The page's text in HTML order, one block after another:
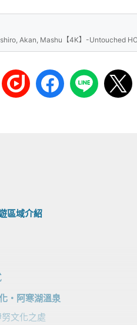
Akan, Mashu【4K】-Untouched
區域介紹
・阿寒湖溫泉
文化之處